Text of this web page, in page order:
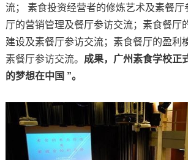
流； 素食投资经营者的修炼艺术及素餐厅
厅的营销管理及餐厅参访交流；素食餐厅
建设及素餐厅参访交流；素食餐厅的盈利
素餐厅参访交流。 成果，广州素食学校正
的梦想在中国 ”。